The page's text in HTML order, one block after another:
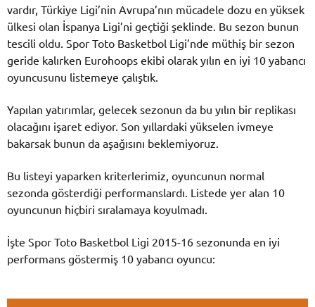
vardır, Türkiye Ligi’nin Avrupa’nın mücadele dozu en yüksek
ülkesi olan İspanya Ligi’ni geçtiği şeklinde. Bu sezon bunun
tescili oldu. Spor Toto Basketbol Ligi’nde müthiş bir sezon
geride kalırken Eurohoops ekibi olarak yılın en iyi 10 yabancı
oyuncusunu listemeye çalıştık.
Yapılan yatırımlar, gelecek sezonun da bu yılın bir replikası
olacağını işaret ediyor. Son yıllardaki yükselen ivmeye
bakarsak bunun da aşağısını beklemiyoruz.
Bu listeyi yaparken kriterlerimiz, oyuncunun normal
sezonda gösterdiği performanslardı. Listede yer alan 10
oyuncunun hiçbiri sıralamaya koyulmadı.
İşte Spor Toto Basketbol Ligi 2015-16 sezonunda en iyi
performans göstermiş 10 yabancı oyuncu: